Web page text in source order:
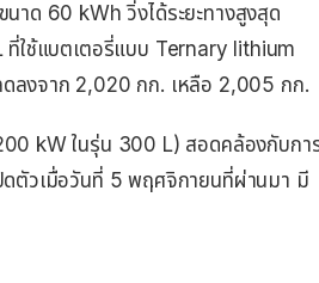
าด 60 kWh วิ่งได้ระยะทางสูงสุด
ใช้แบตเตอรี่แบบ Ternary lithium
ลงจาก 2,020 กก. เหลือ 2,005 กก.
kW ในรุ่น 300 L) สอดคล้องกับกา
ดตัวเมื่อวันที่ 5 พฤศจิกายนที่ผ่านมา มี